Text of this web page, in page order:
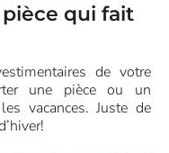
qui fait
de votre
une pièce ou un
vacances. Juste de